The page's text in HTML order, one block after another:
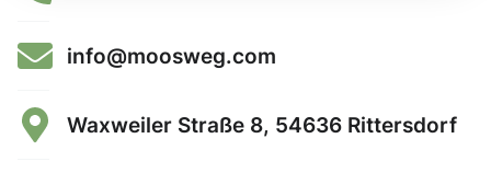
info@moosweg.com
Waxweiler Straße 8, 54636 Rittersdorf